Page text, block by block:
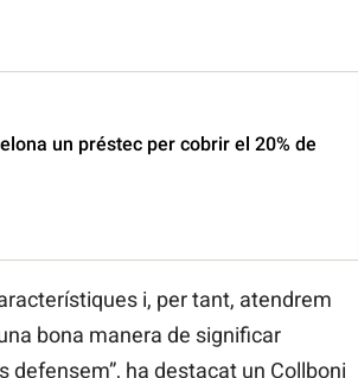
un préstec per cobrir el 20% de
i, per tant, atendrem
bona manera de significar
defensem”, ha destacat un Collboni